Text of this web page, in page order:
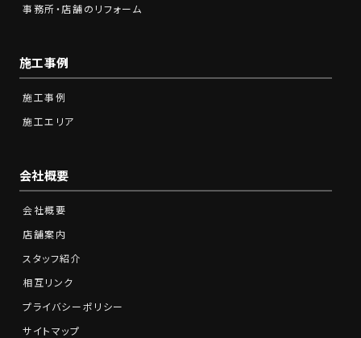
事務所・店舗のリフォーム
施工事例
施工事例
施工エリア
会社概要
会社概要
店舗案内
スタッフ紹介
相互リンク
プライバシーポリシー
サイトマップ